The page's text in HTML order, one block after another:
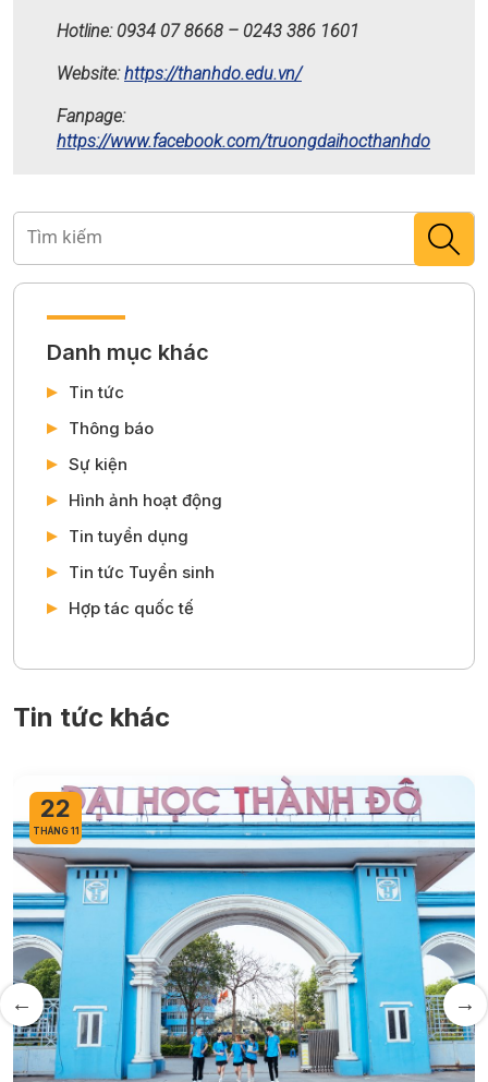
Hotline: 0934 07 8668 – 0243 386 1601
Website:https://thanhdo.edu.vn/
Fanpage:
https://www.facebook.com/truongdaihocthanhdo
Danh mục khác
Tin tức
Thông báo
Sự kiện
Hình ảnh hoạt động
Tin tuyển dụng
Tin tức Tuyển sinh
Hợp tác quốc tế
Tin tức khác
19
THÁNG 05